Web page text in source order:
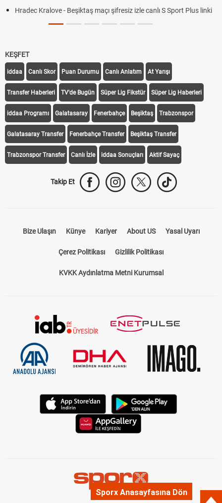
Hradec Kralove - Beşiktaş maçı şifresiz izle canlı S Sport Plus linki
KEŞFET
iddaa Canlı Skor Puan Durumu Canlı Anlatım At Yarışı
Transfer Haberleri TV'de Bugün Süper Lig Fikstür Süper Lig Haberleri
iddaa Programı Galatasaray Fenerbahçe Beşiktaş Trabzonspor
Galatasaray Transfer Fenerbahçe Transfer Beşiktaş Transfer
Trabzonspor Transfer Canlı İzle iddaa Sonuçları Aktif Sayaç
Takip Et
Bize Ulaşın Künye Kariyer About US Yasal Uyarı
Çerez Politikası Gizlilik Politikası
KVKK Aydınlatma Metni Kurumsal
Sporx Anasayfasına Dön